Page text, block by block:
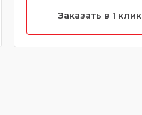
Заказать в 1 клик